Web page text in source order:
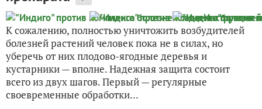
К сожалению, полностью уничтожить возбудителей
болезней растений человек пока не в силах, но
уберечь от них плодово-ягодные деревья и
кустарники — вполне. Надежная защита состоит
всего из двух шагов. Первый — регулярные
своевременные обработки...